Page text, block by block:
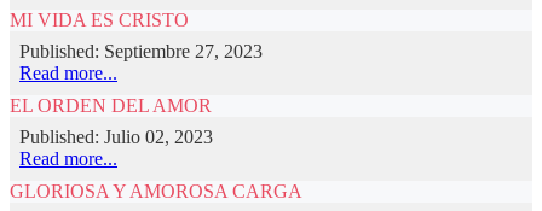
MI VIDA ES CRISTO
Published: Septiembre 27, 2023
Read more...
EL ORDEN DEL AMOR
Published: Julio 02, 2023
Read more...
GLORIOSA Y AMOROSA CARGA